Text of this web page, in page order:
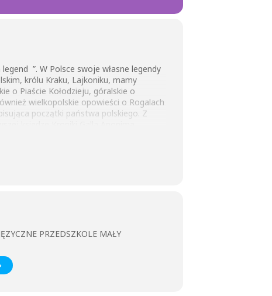
”. W Polsce swoje własne legendy
królu Kraku, Lajkoniku, mamy
o Piaście Kołodzieju, góralskie o
wielkopolskie opowieści o Rogalach
początki państwa polskiego. Z
przewodnikiem w tym wydarzeniu
wszystkie polubienia.
PRZEDSZKOLE MAŁY